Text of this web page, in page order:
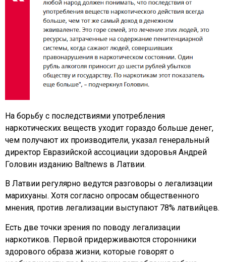
На борьбу с последствиями употребления
наркотических веществ уходит гораздо больше денег,
чем получают их производители, указал генеральный
директор Евразийской ассоциации здоровья Андрей
Головин изданию Baltnews в Латвии.
В Латвии регулярно ведутся разговоры о легализации
марихуаны. Хотя согласно опросам общественного
мнения, против легализации выступают 78% латвийцев.
Есть две точки зрения по поводу легализации
наркотиков. Первой придерживаются сторонники
здорового образа жизни, которые говорят о